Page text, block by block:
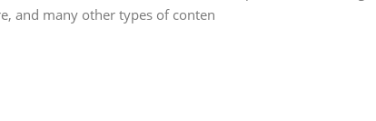
and many other types of conten